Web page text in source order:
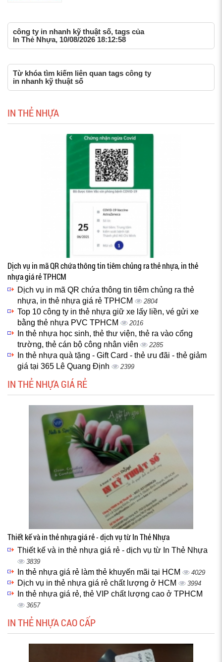
công ty in nhanh kỹ thuật số, tags của
In Thẻ Nhựa, 10/08/2026 18:12:58
Từ khóa tìm kiếm liên quan tags công ty
in nhanh kỹ thuật số
IN THẺ NHỰA
Dịch vụ in mã QR chứa thông tin tiêm chủng ra thẻ nhựa, in thẻ
nhựa giá rẻ TPHCM
Dịch vụ in mã QR chứa thông tin tiêm chủng ra thẻ
nhựa, in thẻ nhựa giá rẻ TPHCM
2804
Top 10 công ty in thẻ nhựa giữ xe lấy liền, vé gửi xe
bằng thẻ nhựa PVC TPHCM
2016
In thẻ nhựa học sinh, thẻ thư viện, thẻ ra vào cổng
trường, thẻ cán bộ công nhân viên
2285
In thẻ nhựa quà tặng - Gift Card - thẻ ưu đãi - thẻ giảm
giá tại 365 Lê Quang Định
2399
IN THẺ NHỰA GIÁ RẺ
Thiết kế và in thẻ nhựa giá rẻ - dịch vụ từ In Thẻ Nhựa
Thiết kế và in thẻ nhựa giá rẻ - dịch vụ từ In Thẻ Nhựa
3839
In thẻ nhựa giá rẻ làm thẻ khuyến mãi tại HCM 4029
Dịch vụ in thẻ nhựa giá rẻ chất lượng ở HCM 3994
In thẻ nhựa giá rẻ, thẻ VIP chất lượng cao ở TPHCM
3657
IN THẺ NHỰA CAO CẤP